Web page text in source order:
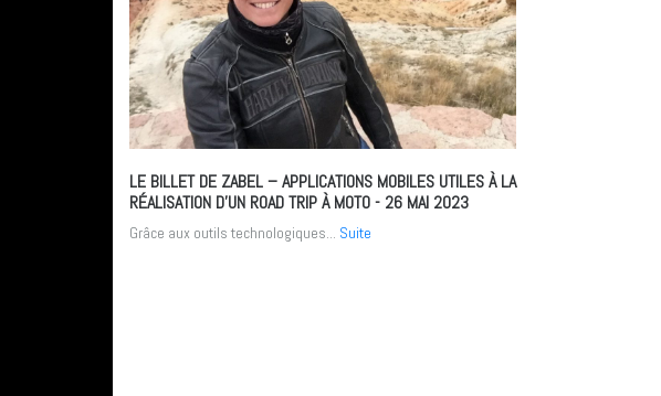
LE BILLET DE ZABEL – APPLICATIONS MOBILES UTILES À LA
RÉALISATION D’UN ROAD TRIP À MOTO- 26 MAI 2023
Grâce aux outils technologiques... Suite